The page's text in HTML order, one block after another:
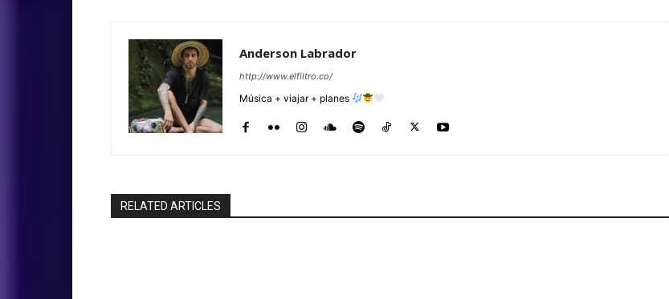
Anderson Labrador
http://www.elfiltro.co/
Música + viajar + planes
RELATED ARTICLES